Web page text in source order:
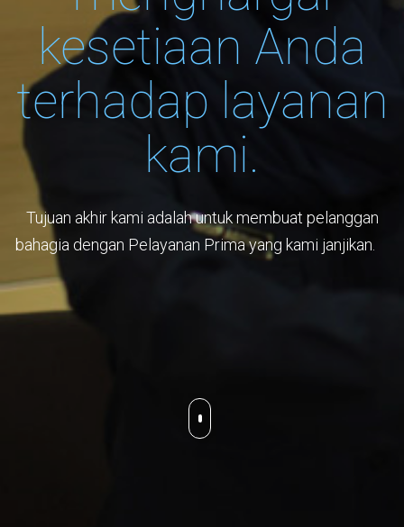
kesetiaan Anda
terhadap layanan
kami.
Tujuan akhir kami adalah untuk membuat pelanggan
bahagia dengan Pelayanan Prima yang kami janjikan.